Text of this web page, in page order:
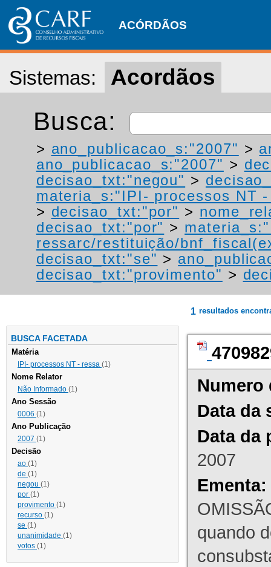
ACÓRDÃOS
Sistemas: Acordãos
Busca:
> ano_publicacao_s:"2007" >
ano_publicacao_s:"2007" >
decisao_txt:"negou" >
materia_s:"IPI- processos NT
> decisao_txt:"por" >
decisao_txt:"por" >
ressarc/restituição/
decisao_txt:"se" >
decisao_txt:"provimento" >
BUSCA FACETADA
Matéria
IPI- processos NT - ressa (1)
Nome Relator
Não Informado (1)
Ano Sessão
0006 (1)
Ano Publicação
2007 (1)
Decisão
ao (1)
de (1)
negou (1)
por (1)
provimento (1)
recurso (1)
se (1)
unanimidade (1)
votos (1)
1 resultados
Numero
Data da
Data da
2007
Ementa:
quando